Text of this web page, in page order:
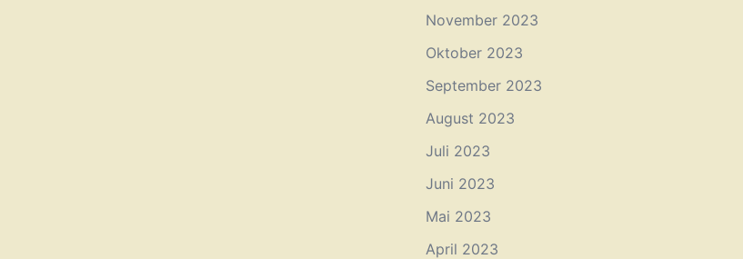
November 2023
Oktober 2023
September 2023
August 2023
Juli 2023
Juni 2023
Mai 2023
April 2023